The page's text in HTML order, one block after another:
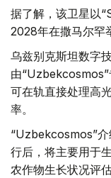
据了解，该卫星以
2028年在撒马尔罕
乌兹别克斯坦数字
由
可在轨直接处理高
率。
“Uzbekcosmos”
行后，将主要用于
农作物生长状况评